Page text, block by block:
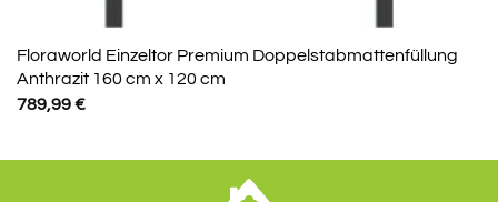
Floraworld Einzeltor Premium Doppelstabmattenfüllung
Anthrazit 160 cm x 120 cm
789,99€